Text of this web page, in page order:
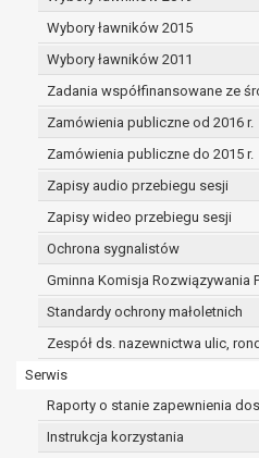
Wybory ławników 2015
Wybory ławników 2011
Zadania współfinansowane ze
Zamówienia publiczne od 2016 r.
Zamówienia publiczne do 2015 r.
Zapisy audio przebiegu sesji
Zapisy wideo przebiegu sesji
Ochrona sygnalistów
Gminna Komisja Rozwiązywania
Standardy ochrony małoletnich
Zespół ds. nazewnictwa ulic,
Serwis
Raporty o stanie zapewnienia
Instrukcja korzystania
celu
prawo do żądania
przetwarzania
podstawie art. 18
osoba,
kwestionuje
osobowych
z prawem, a
dotyczą,
danych,
danych dla
której dane